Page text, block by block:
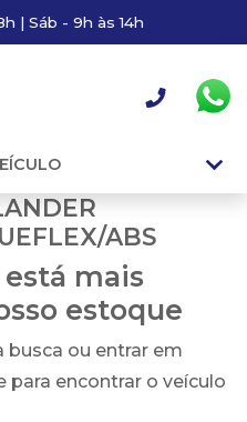
| Sáb - 9h às 14h
ABS
mais
estoque
busca ou entrar em
encontrar o veículo